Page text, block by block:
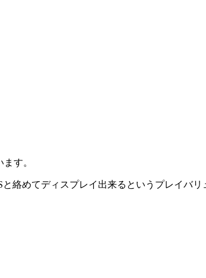
す。
絡めてディスプレイ出来るというプレイバ